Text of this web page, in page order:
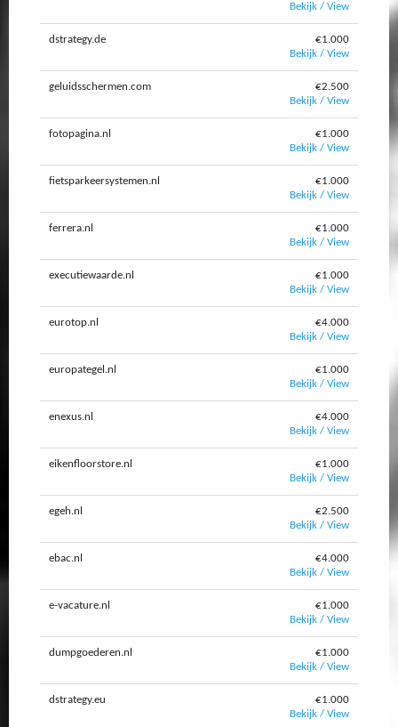
Bekijk / View
dstrategy.de
€1.000
Bekijk / View
geluidsschermen.com
€2.500
Bekijk / View
fotopagina.nl
€1.000
Bekijk / View
fietsparkeersystemen.nl
€1.000
Bekijk / View
ferrera.nl
€1.000
Bekijk / View
executiewaarde.nl
€1.000
Bekijk / View
eurotop.nl
€4.000
Bekijk / View
europategel.nl
€1.000
Bekijk / View
enexus.nl
€4.000
Bekijk / View
eikenfloorstore.nl
€1.000
Bekijk / View
egeh.nl
€2.500
Bekijk / View
ebac.nl
€4.000
Bekijk / View
e-vacature.nl
€1.000
Bekijk / View
dumpgoederen.nl
€1.000
Bekijk / View
dstrategy.eu
€1.000
Bekijk / View